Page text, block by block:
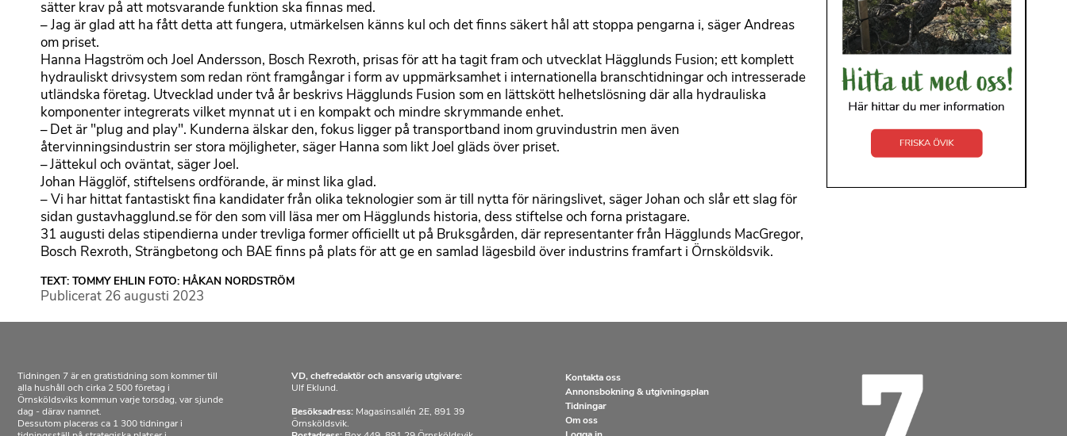
sätter krav på att motsvarande funktion ska finnas med.
­– Jag är glad att ha fått detta att fungera, utmärkelsen känns kul och det finns säkert hål att stoppa pengarna i, säger Andreas
om priset.
Hanna Hagström och Joel Andersson, Bosch Rexroth, prisas för att ha tagit fram och utvecklat Hägglunds Fusion; ett komplett
hydrauliskt drivsystem som redan rönt framgångar i form av uppmärksamhet i internationella branschtidningar och intresserade
utländska företag. Utvecklad under två år beskrivs Hägglunds Fusion som en lättskött helhetslösning där alla hydrauliska
komponenter integrerats vilket mynnat ut i en kompakt och mindre skrymmande enhet.
– Det är "plug and play". Kunderna älskar den, fokus ligger på transportband inom gruvindustrin men även
återvinningsindustrin ser stora möjligheter, säger Hanna som likt Joel gläds över priset.
– Jättekul och oväntat, säger Joel.
Johan Hägglöf, stiftelsens ordförande, är minst lika glad.
– Vi har hittat fantastiskt fina kandidater från olika teknologier som är till nytta för näringslivet, säger Johan och slår ett slag för
sidan gustavhagglund.se för den som vill läsa mer om Hägglunds historia, dess stiftelse och forna pristagare.
31 augusti delas stipendierna under trevliga former officiellt ut på Bruksgården, där representanter från Hägglunds MacGregor,
Bosch Rexroth, Strängbetong och BAE finns på plats för att ge en samlad lägesbild över industrins framfart i Örnsköldsvik.
TEXT: TOMMY EHLIN FOTO: HÅKAN NORDSTRÖM
Publicerat 26 augusti 2023
Tidningen 7 är en gratistidning som kommer till
alla hushåll och cirka 2 500 företag i
Örnsköldsviks kommun varje torsdag, var sjunde
dag - därav namnet.
Dessutom placeras ca 1 300 tidningar i
VD, chefredaktör och ansvarig utgivare:
Ulf Eklund.
Besöksadress: Magasinsallén 2E, 891 39
Örnsköldsvik.
Kontakta oss
Annonsbokning & utgivningsplan
Tidningar
Om oss